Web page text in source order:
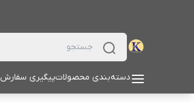
دسته‌بندی محصولاتپیگیری سفارش